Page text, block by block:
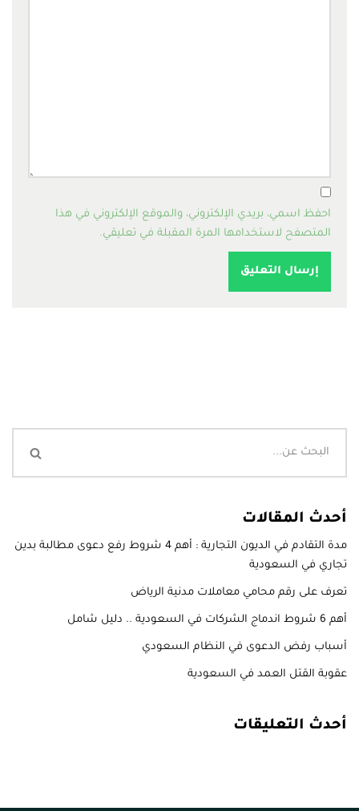
احفظ اسمي، بريدي الإلكتروني، والموقع الإلكتروني في هذا
المتصفح لاستخدامها المرة المقبلة في تعليقي.
أحدث المقالات
مدة التقادم في الديون التجارية : أهم 4 شروط رفع دعوى مطالبة بدين
تجاري في السعودية
تعرف على رقم محامي معاملات مدنية الرياض
أهم 6 شروط اندماج الشركات في السعودية .. دليل شامل
أسباب رفض الدعوى في النظام السعودي
عقوبة القتل العمد في السعودية
أحدث التعليقات